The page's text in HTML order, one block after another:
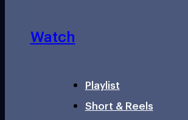
Watch
Playlist
Short & Reels